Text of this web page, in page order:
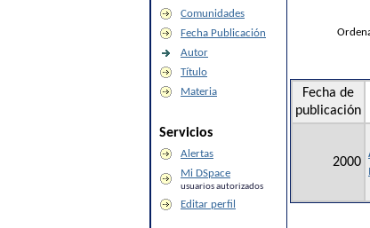
Comunidades
Fecha Publicación
Autor
Título
Materia
Servicios
Alertas
Mi DSpace
usuarios autorizados
Editar perfil
Fecha de
publicación
2000